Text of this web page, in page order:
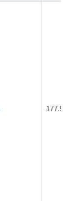
177.99